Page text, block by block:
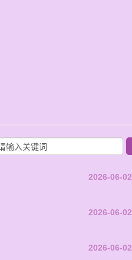
2026-06-02
2026-06-02
2026-06-02